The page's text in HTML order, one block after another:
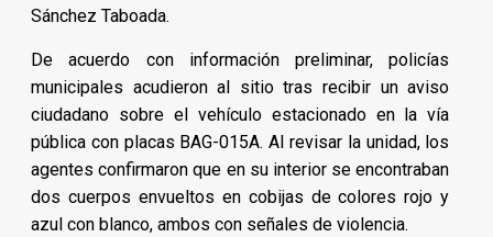
Sánchez Taboada.
De acuerdo con información preliminar, policías
municipales acudieron al sitio tras recibir un aviso
ciudadano sobre el vehículo estacionado en la vía
pública con placas BAG-015A. Al revisar la unidad, los
agentes confirmaron que en su interior se encontraban
dos cuerpos envueltos en cobijas de colores rojo y
azul con blanco, ambos con señales de violencia.